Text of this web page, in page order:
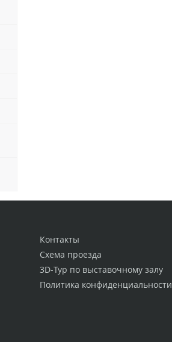
Контакты
Схема проезда
3D-Тур по выставочному залу
Политика конфиденциальности